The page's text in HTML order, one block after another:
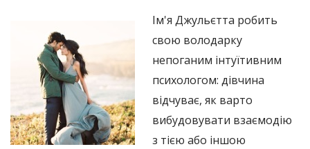
Ім'я Джульєтта робить
свою володарку
непоганим інтуїтивним
психологом: дівчина
відчуває, як варто
вибудовувати взаємодію
з тією або іншою